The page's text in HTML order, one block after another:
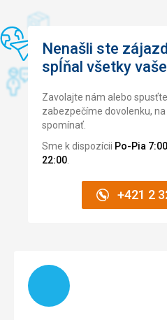
Služby
CenaNenašli ste
spĺňal všetky
Zavolajte nám alebo
zabezpečíme dovolenku,
spomínať.
Sme k dispozícii Po-Pia
22:00
+421 2
Načítam